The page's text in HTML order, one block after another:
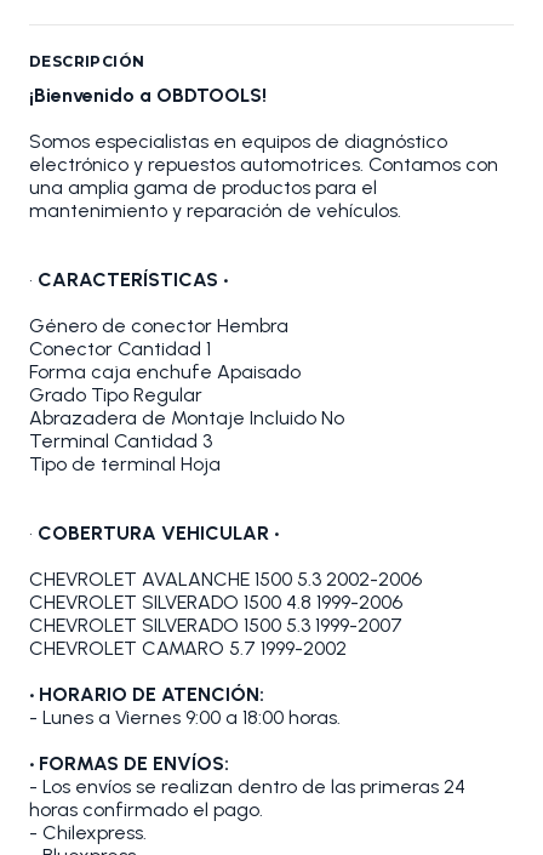
DESCRIPCIÓN
¡Bienvenido a OBDTOOLS!
Somos especialistas en equipos de diagnóstico
electrónico y repuestos automotrices. Contamos con
una amplia gama de productos para el
mantenimiento y reparación de vehículos.
• CARACTERÍSTICAS •
Género de conector Hembra
Conector Cantidad 1
Forma caja enchufe Apaisado
Grado Tipo Regular
Abrazadera de Montaje Incluido No
Terminal Cantidad 3
Tipo de terminal Hoja
• COBERTURA VEHICULAR •
CHEVROLET AVALANCHE 1500 5.3 2002-2006
CHEVROLET SILVERADO 1500 4.8 1999-2006
CHEVROLET SILVERADO 1500 5.3 1999-2007
CHEVROLET CAMARO 5.7 1999-2002
• HORARIO DE ATENCIÓN:
- Lunes a Viernes 9:00 a 18:00 horas.
• FORMAS DE ENVÍOS:
- Los envíos se realizan dentro de las primeras 24
horas confirmado el pago.
- Chilexpress.